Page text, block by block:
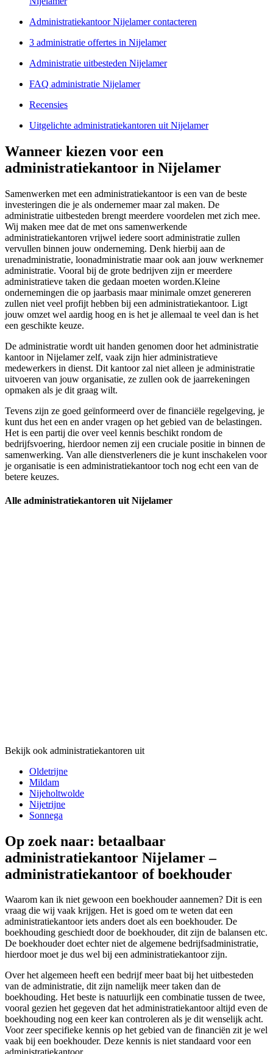
Administratiekantoor Nijelamer contacteren
3 administratie offertes in Nijelamer
Administratie uitbesteden Nijelamer
FAQ administratie Nijelamer
Recensies
Uitgelichte administratiekantoren uit Nijelamer
Wanneer kiezen voor een
administratiekantoor in Nijelamer
Samenwerken met een administratiekantoor is een van de beste
investeringen die je als ondernemer maar zal maken. De
administratie uitbesteden brengt meerdere voordelen met zich mee.
Wij maken mee dat de met ons samenwerkende
administratiekantoren vrijwel iedere soort administratie zullen
vervullen binnen jouw onderneming. Denk hierbij aan de
urenadministratie, loonadministratie maar ook aan jouw werknemer
administratie. Vooral bij de grote bedrijven zijn er meerdere
administratieve taken die gedaan moeten worden.Kleine
ondernemingen die op jaarbasis maar minimale omzet genereren
zullen niet veel profijt hebben bij een administratiekantoor. Ligt
jouw omzet wel aardig hoog en is het je allemaal te veel dan is het
een geschikte keuze.
De administratie wordt uit handen genomen door het administratie
kantoor in Nijelamer zelf, vaak zijn hier administratieve
medewerkers in dienst. Dit kantoor zal niet alleen je administratie
uitvoeren van jouw organisatie, ze zullen ook de jaarrekeningen
opmaken als je dit graag wilt.
Tevens zijn ze goed geïnformeerd over de financiële regelgeving, je
kunt dus het een en ander vragen op het gebied van de belastingen.
Het is een partij die over veel kennis beschikt rondom de
bedrijfsvoering, hierdoor nemen zij een cruciale positie in binnen de
samenwerking. Van alle dienstverleners die je kunt inschakelen voor
je organisatie is een administratiekantoor toch nog echt een van de
betere keuzes.
Alle administratiekantoren uit Nijelamer
Bekijk ook administratiekantoren uit
Oldetrijne
Mildam
Nijeholtwolde
Nijetrijne
Sonnega
Op zoek naar: betaalbaar
administratiekantoor Nijelamer –
administratiekantoor of boekhouder
Waarom kan ik niet gewoon een boekhouder aannemen? Dit is een
vraag die wij vaak krijgen. Het is goed om te weten dat een
administratiekantoor iets anders doet als een boekhouder. De
boekhouding geschiedt door de boekhouder, dit zijn de balansen etc.
De boekhouder doet echter niet de algemene bedrijfsadministratie,
hierdoor moet je dus wel bij een administratiekantoor zijn.
Over het algemeen heeft een bedrijf meer baat bij het uitbesteden
van de administratie, dit zijn namelijk meer taken dan de
boekhouding. Het beste is natuurlijk een combinatie tussen de twee,
vooral gezien het gegeven dat het administratiekantoor altijd even de
boekhouding nog een keer kan controleren als je dit wenselijk acht.
Voor zeer specifieke kennis op het gebied van de financiën zit je wel
vaak bij een boekhouder. Deze kennis is niet standaard voor een